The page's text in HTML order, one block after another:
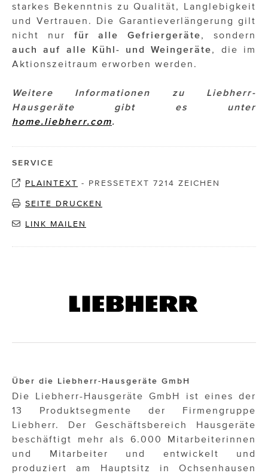
starkes Bekenntnis zu Qualität, Langlebigkeit
und Vertrauen. Die Garantieverlängerung gilt
nicht nur für alle Gefriergeräte, sondern
auch auf alle Kühl- und Weingeräte, die im
Aktionszeitraum erworben werden.
Weitere Informationen zu Liebherr-
Hausgeräte gibt es unter
home.liebherr.com.
SERVICE
PLAINTEXT - PRESSETEXT 7214 ZEICHEN
SEITE DRUCKEN
LINK MAILEN
Über die Liebherr-Hausgeräte GmbH
Die Liebherr-Hausgeräte GmbH ist eines der
13 Produktsegmente der Firmengruppe
Liebherr. Der Geschäftsbereich Hausgeräte
beschäftigt mehr als 6.000 Mitarbeiterinnen
und Mitarbeiter und entwickelt und
produziert am Hauptsitz in Ochsenhausen